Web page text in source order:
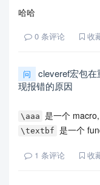
哈哈
0 条评论 收
问
cleveref宏包在
现报错的原因
\aaa 是一个
\textbf 是一个
1 条评论 收